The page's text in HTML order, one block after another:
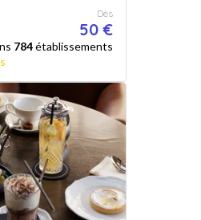
Dès
50 €
784établissements